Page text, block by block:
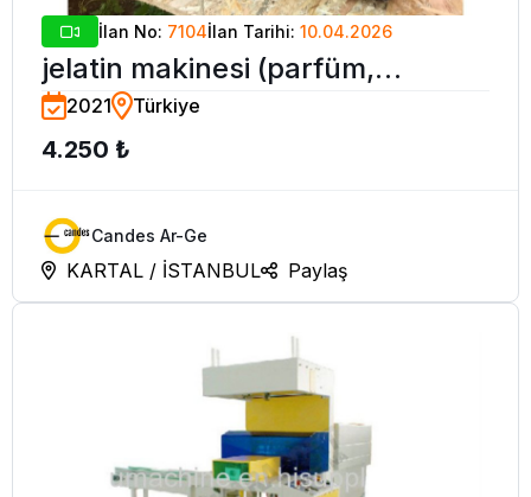
İlan No: 7104İlan Tarihi: 10.04.2026
jelatin makinesi (parfüm,
kolonya, sabun, çay vb.)
2021 Türkiye
4.250 ₺
Candes Ar-Ge
KARTAL / İSTANBUL Paylaş